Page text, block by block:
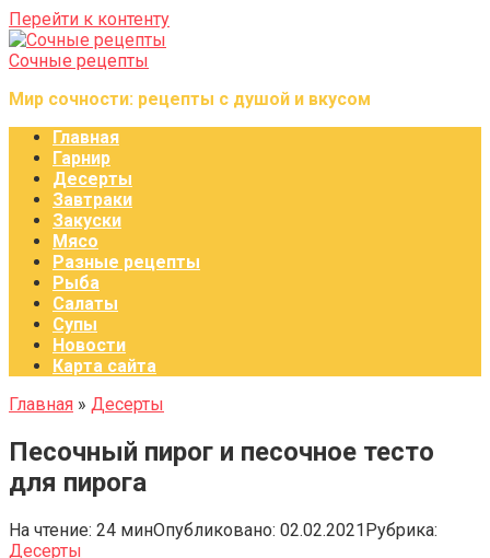
Перейти к контенту
Сочные рецепты
Мир сочности: рецепты с душой и вкусом
Главная
Гарнир
Десерты
Завтраки
Закуски
Мясо
Разные рецепты
Рыба
Салаты
Супы
Новости
Карта сайта
Главная » Десерты
Песочный пирог и песочное тесто
для пирога
На чтение: 24 минОпубликовано: 02.02.2021Рубрика:
Десерты